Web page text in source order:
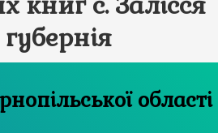
архів Торнопільської області